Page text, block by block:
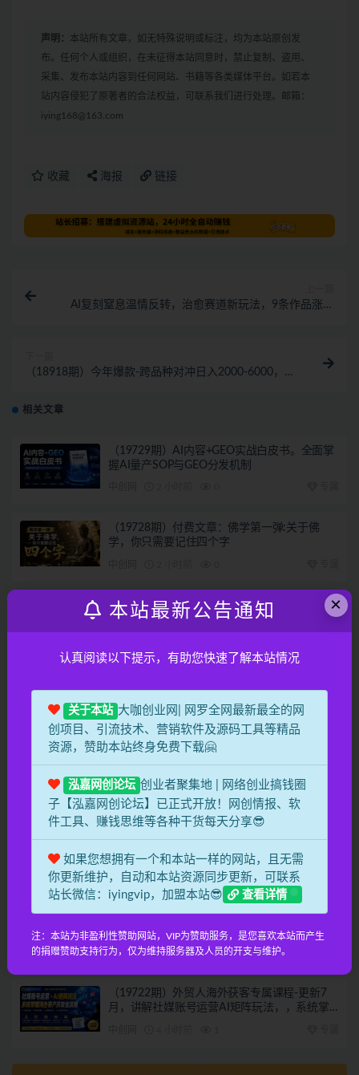
声明： 本站所有文章，如无特殊说明或标注，均为本站原创发
布。任何个人或组织，在未征得本站同意时，禁止复制、盗用、
采集、发布本站内容到任何网站、书籍等各类媒体平台。如若本
站内容侵犯了原著者的合法权益，可联系我们进行处理。邮箱：
iying168@163.com
收藏 海报 链接
AI复刻窒息温情反转，治愈赛道新玩法，9条作品涨粉
（18918期）今年爆款-跨品种对冲日入2000-6000，项
相关文章
（19729期）AI内容+GEO实战白皮书。全面掌
握AI量产SOP与GEO分发机制
（19728期）付费文章：佛学第一弹:关于佛
学，你只需要记住四个字
（19727期） 付费文章：相亲筛选对象的高效
实用策略，全程落地可实操，规避短择、利己
型相亲对象
盈利闭环，月入破5万
中创网
界特训营｜淘宝天猫AI推广｜直通车人群｜全
套PPT SOP思维导图资料包
中创网 2 小时前 0
（19724期）拼多多实战特训营(更新2026年)：
不管是新手入门或老商家冲量，都有实操方
法，跟着学，少走弯路
中创网 2 小时前 0
（19723期）2026最新闲鱼运营技巧大全3.0；
从零基础到月入过万，卖货准备、链接搭建到
选品定价全拆解
中创网 4 小时前 1
（19722期）外贸人海外获客专属课程-更新7
月，讲解社媒账号运营AI矩阵玩法，，系统掌
×
本站最新公告通知
认真阅读以下提示，有助您快速了解本站情况
关于本站 大咖创业网| 网罗全网最新最全的网
创项目、引流技术、营销软件及源码工具等精品
资源，赞助本站终身免费下载🤗
泓嘉网创论坛 创业者聚集地 | 网络创业搞钱圈
子【泓嘉网创论坛】已正式开放！网创情报、软
件工具、赚钱思维等各种干货每天分享😎
如果您想拥有一个和本站一样的网站，且无需
你更新维护，自动和本站资源同步更新，可联系
站长微信：iyingvip，加盟本站😎
查看详情
注：本站为非盈利性赞助网站，VIP为赞助服务，是您喜欢本站而产生
的捐赠赞助支持行为，仅为维持服务器及人员的开支与维护。